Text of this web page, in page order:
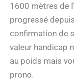
1600 mètres de
progressé
confirmation de
valeur handicap
au poids mais
prono.